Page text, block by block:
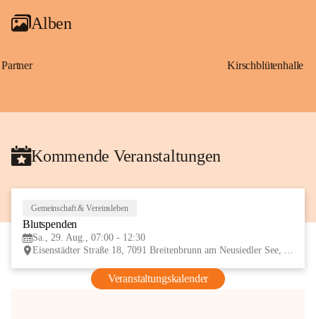
Alben
Partner Kirschblütenhalle
Kommende Veranstaltungen
Gemeinschaft & Vereinsleben
Blutspenden
Sa., 29. Aug., 07:00 - 12:30
Eisenstädter Straße 18, 7091 Breitenbrunn am Neusiedler See, AUT
Veranstaltungskalender